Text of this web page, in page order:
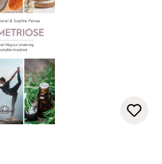
von 5 von 5 Sternen